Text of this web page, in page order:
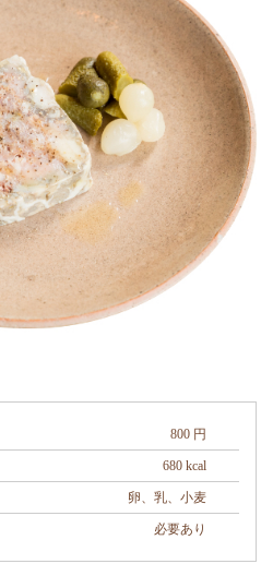
800 円
680 kcal
卵、乳、小麦
必要あり